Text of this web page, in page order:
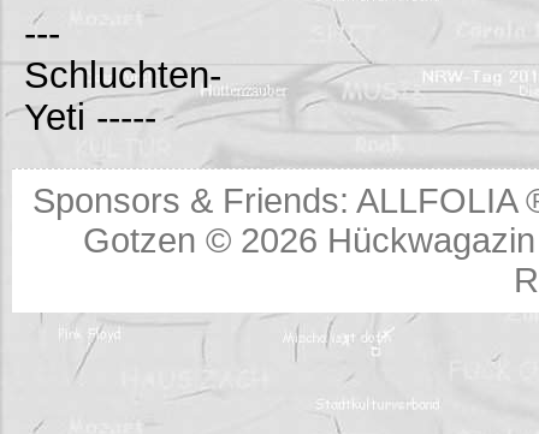
---
Schluchten-
Yeti -----
Sponsors & Friends:ALLFOLIA
Gotzen © 2026